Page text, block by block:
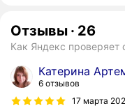
Отзывы · 26
Как Яндекс проверяет
Катерина
6 отзывов
17 марта